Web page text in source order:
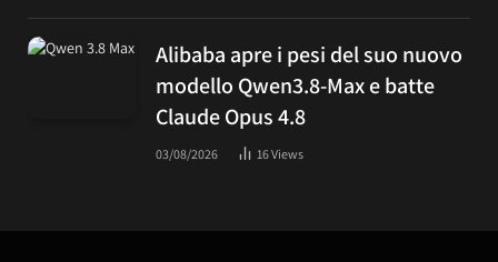
Alibaba apre i pesi del suo nuovo
modello Qwen3.8-Max e batte
Claude Opus 4.8
03/08/2026 16Views